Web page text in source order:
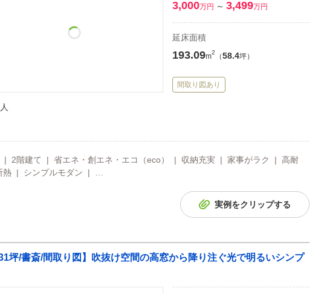
3,000万円 ～ 3,499万円
延床面積
193.09m2 （58.4坪）
間取り図あり
| 2階建て | 省エネ・創エネ・エコ（eco） | 収納充実 | 家事がラク | 高耐
熱 | シンプルモダン | …
実例をクリップする
坪/書斎/間取り図】吹抜け空間の高窓から降り注ぐ光で明るいシンプ